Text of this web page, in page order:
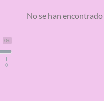
0€
0
No se han